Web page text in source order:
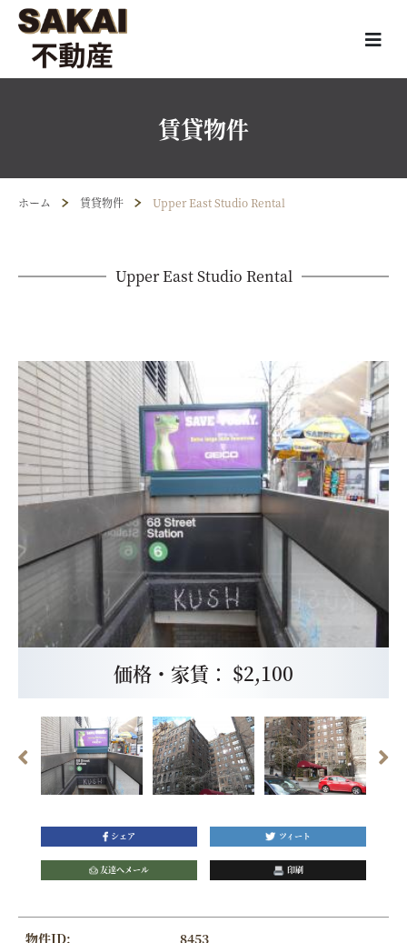
賃貸物件
ホーム 賃貸物件 Upper East Studio Rental
Upper East Studio Rental
価格・家賃： $2,100
シェア ツィート
友達へメール 印刷
物件ID: 8453